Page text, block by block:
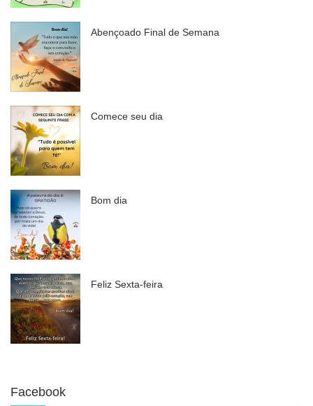
Abençoado Final de Semana
Comece seu dia
Bom dia
Feliz Sexta-feira
Facebook